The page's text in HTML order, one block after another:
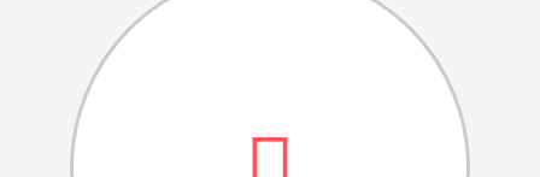
Dia de S.Martinho
Aniversários da Instituição
Almoço / Lanche de Natal
Atividades Semanais